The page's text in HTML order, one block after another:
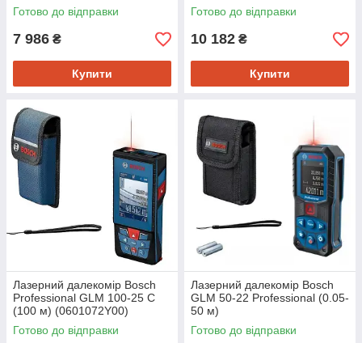
Готово до відправки
7 986 ₴
Купити
Готово до відправки
10 182 ₴
Купити
Лазерний далекомір Bosch
Professional GLM 100-25 C
(100 м) (0601072Y00)
Готово до відправки
Лазерний далекомір Bosch
GLM 50-22 Professional (0.05-
50 м)
Готово до відправки